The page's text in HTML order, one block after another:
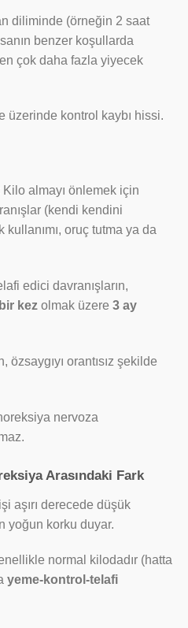
diliminde (örneğin 2 saat
benzer koşullarda
çok daha fazla yiyecek
üzerinde kontrol kaybı hissi.
Kilo almayı önlemek için
(kendi kendini
oruç tutma ya da
edici davranışların,
kezolmak üzere 3 ay
özsaygıyı orantısız şekilde
nervoza
Arasındaki Fark
aşırı derecede düşük
yoğun korku duyar.
normal kilodadır (hatta
yeme-kontrol-telafi